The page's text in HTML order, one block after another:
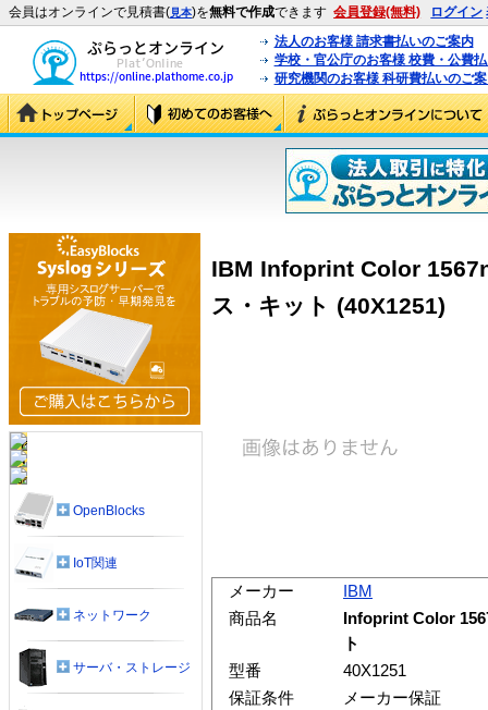
会員はオンラインで見積書(見本)を無料で作成できます 会員登録(無料) ログイン
法人のお客様 請求書払いのご案内
学校・官公庁のお客様 校費・公費
研究機関のお客様 科研費払いのご
IBM Infoprint Color
ス・キット (40X1251)
メーカー
IBM
商品名
Infoprint Color
ト
型番
40X1251
保証条件
メーカー保証
OpenBlocks
IoT関連
ネットワーク
サーバ・ストレージ